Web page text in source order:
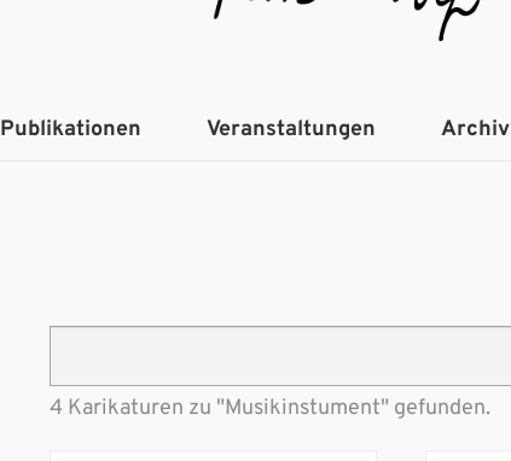
Publikationen Veranstaltungen Archiv
4 Karikaturen zu "Musikinstument" gefunden.